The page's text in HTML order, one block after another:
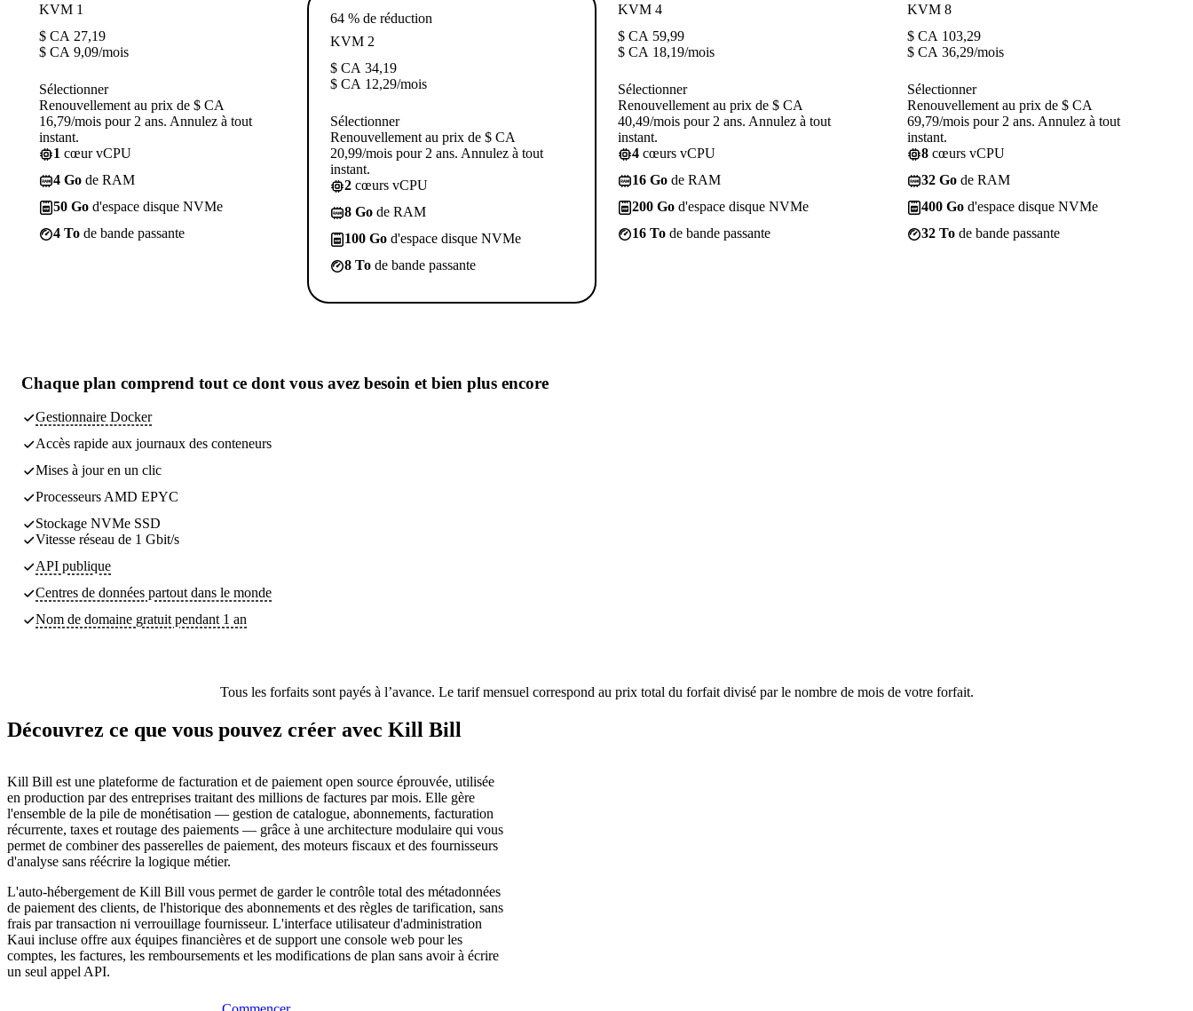
KVM 1
$ CA 27,19
$ CA 9,09/mois
Sélectionner
Renouvellement au prix de $ CA
16,79/mois pour 2 ans. Annulez à tout
instant.
1 cœur vCPU
4 Go de RAM
50 Go d'espace disque NVMe
4 To de bande passante
64 % de réduction
KVM 2
$ CA 34,19
$ CA 12,29/mois
Sélectionner
Renouvellement au prix de $ CA
20,99/mois pour 2 ans. Annulez à tout
instant.
2 cœurs vCPU
8 Go de RAM
100 Go d'espace disque NVMe
8 To de bande passante
KVM 4
$ CA 59,99
$ CA 18,19/mois
Sélectionner
Renouvellement au prix de $ CA
40,49/mois pour 2 ans. Annulez à tout
instant.
4 cœurs vCPU
16 Go de RAM
200 Go d'espace disque NVMe
16 To de bande passante
KVM 8
$ CA 103,29
$ CA 36,29/mois
Sélectionner
Renouvellement au prix de $ CA
69,79/mois pour 2 ans. Annulez à tout
instant.
8 cœurs vCPU
32 Go de RAM
400 Go d'espace disque NVMe
32 To de bande passante
Chaque plan comprend tout ce dont vous avez besoin et bien plus encore
Gestionnaire Docker
Accès rapide aux journaux des conteneurs
Mises à jour en un clic
Processeurs AMD EPYC
Stockage NVMe SSD
Vitesse réseau de 1 Gbit/s
API publique
Centres de données partout dans le monde
Nom de domaine gratuit pendant 1 an
Tous les forfaits sont payés à l’avance. Le tarif mensuel correspond au prix total du forfait divisé par le nombre de mois de votre forfait.
Découvrez ce que vous pouvez créer avec Kill Bill
Kill Bill est une plateforme de facturation et de paiement open source éprouvée, utilisée
en production par des entreprises traitant des millions de factures par mois. Elle gère
l'ensemble de la pile de monétisation — gestion de catalogue, abonnements, facturation
récurrente, taxes et routage des paiements — grâce à une architecture modulaire qui vous
permet de combiner des passerelles de paiement, des moteurs fiscaux et des fournisseurs
d'analyse sans réécrire la logique métier.
L'auto-hébergement de Kill Bill vous permet de garder le contrôle total des métadonnées
de paiement des clients, de l'historique des abonnements et des règles de tarification, sans
frais par transaction ni verrouillage fournisseur. L'interface utilisateur d'administration
Kaui incluse offre aux équipes financières et de support une console web pour les
comptes, les factures, les remboursements et les modifications de plan sans avoir à écrire
un seul appel API.